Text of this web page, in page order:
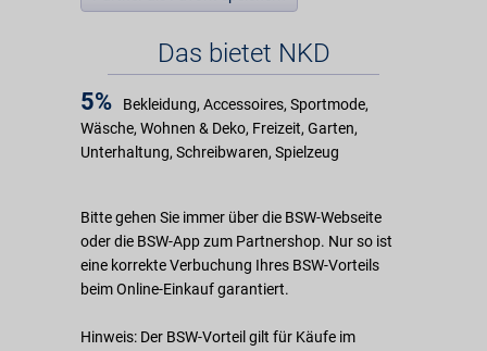
Das bietet NKD
5%
Bekleidung, Accessoires, Sportmode,
Wäsche, Wohnen & Deko, Freizeit, Garten,
Unterhaltung, Schreibwaren, Spielzeug
Bitte gehen Sie immer über die BSW-Webseite
oder die BSW-App zum Partnershop. Nur so ist
eine korrekte Verbuchung Ihres BSW-Vorteils
beim Online-Einkauf garantiert.
Hinweis: Der BSW-Vorteil gilt für Käufe im